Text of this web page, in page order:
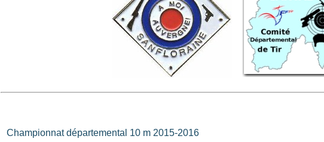
Championnat départemental 10 m 2015-2016